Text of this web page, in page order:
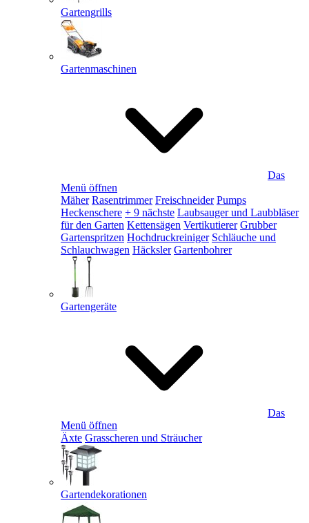
Gartengrills
Gartenmaschinen
Das
Menü öffnen
Mäher Rasentrimmer Freischneider Pumps
Heckenschere + 9 nächste Laubsauger und Laubbläser
für den Garten Kettensägen Vertikutierer Grubber
Gartenspritzen Hochdruckreiniger Schläuche und
Schlauchwagen Häcksler Gartenbohrer
Gartengeräte
Das
Menü öffnen
Äxte Grasscheren und Sträucher
Gartendekorationen